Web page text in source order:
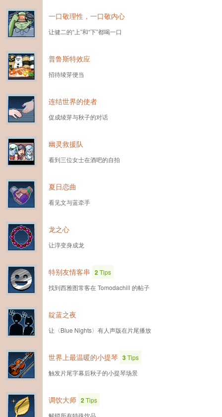
一口敬理性，一口敬内心
让健二的“上”和“下”都喝一口
普鲁斯特效应
招待绫芽便当
连结世界的使者
促成绫芽与秋子的对话
幽灵救援队
看到三位女士在酒吧的自拍
夏日恋曲
看见文与蓝牵手
龙之心
让淳变身成龙
特别友情客串 2Tips
找到西雅图常客在 Tomodachill 的帖子
靛蓝之夜
让〈Blue Nights〉有人声版在片尾播放
世界上最温暖的小提琴 3Tips
触发片尾字幕后秋子的小提琴场景
调饮大师 2Tips
解锁所有特殊饮品